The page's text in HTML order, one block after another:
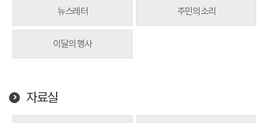
뉴스레터 주민의 소리
이달의 행사
자료실